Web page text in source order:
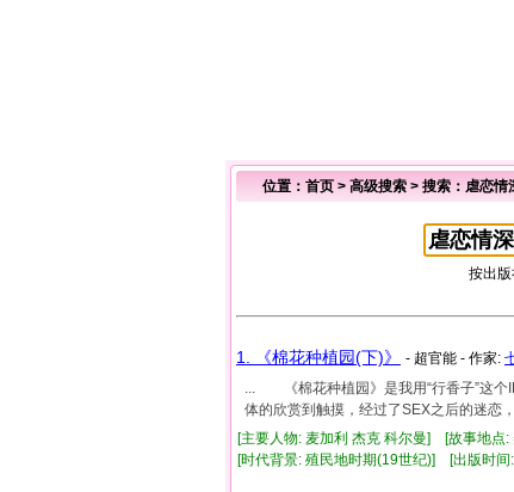
位置： 首页 > 高级搜索 > 搜索：虐恋
按出版
1. 《棉花种植园(下)》 - 超官能 - 作家:
... 《棉花种植园》是我用“行香子”这
体的欣赏到触摸，经过了SEX之后的迷恋，
[主要人物: 麦加利 杰克 科尔曼] [故事地点:
[时代背景: 殖民地时期(19世纪)] [出版时